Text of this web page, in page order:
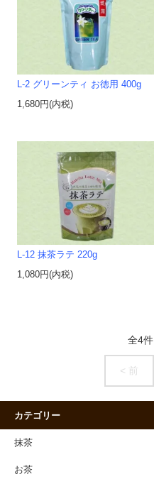
L-2 グリーンティ お徳用 400g
1,680円(内税)
L-12 抹茶ラテ 220g
1,080円(内税)
全4件
< 前
カテゴリー
抹茶
お茶